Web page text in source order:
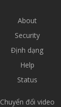
About
Security
Định dạng
Help
Status
Chuyển đổi video